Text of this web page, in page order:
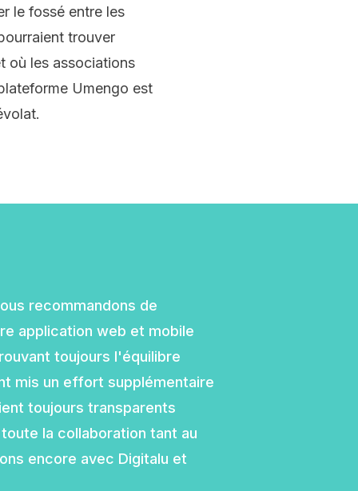
le fossé entre les
trouver
où les associations
Umengo est
recommandons de
application web et mobile
toujours l'équilibre
mis un effort supplémentaire
toujours transparents
la collaboration tant au
encore avec Digitalu et